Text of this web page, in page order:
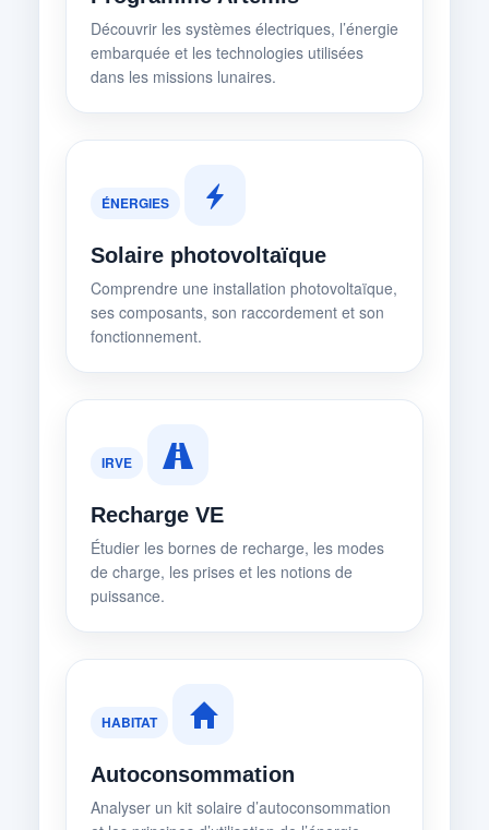
Découvrir les systèmes électriques, l’énergie
embarquée et les technologies utilisées
dans les missions lunaires.
ÉNERGIES
Solaire photovoltaïque
Comprendre une installation photovoltaïque,
ses composants, son raccordement et son
fonctionnement.
IRVE
Recharge VE
Étudier les bornes de recharge, les modes
de charge, les prises et les notions de
puissance.
HABITAT
Autoconsommation
Analyser un kit solaire d’autoconsommation